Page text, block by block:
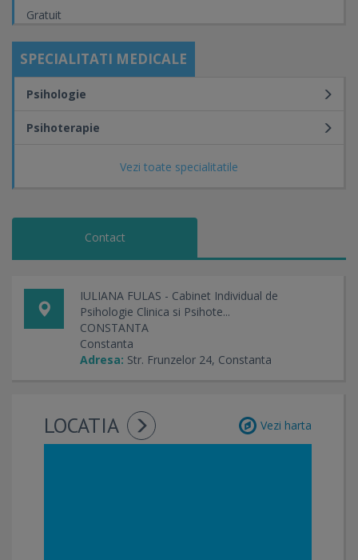
Gratuit
SPECIALITATI MEDICALE
Vezi toate specialitatile
Psihologie
Psihoterapie
Contact
IULIANA FULAS - Cabinet Individual de
Psihologie Clinica si Psihote...
CONSTANTA
Constanta
Adresa: Str. Frunzelor 24, Constanta
LOCATIA Vezi harta